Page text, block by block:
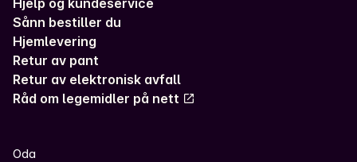
Hjelp og kundeservice
Sånn bestiller du
Hjemlevering
Retur av pant
Retur av elektronisk avfall
Råd om legemidler på nett
Oda